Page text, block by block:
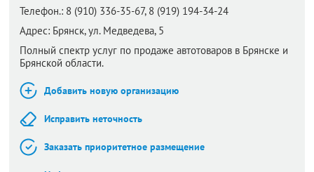
Телефон.: 8 (910) 336-35-67, 8 (919) 194-34-24
Адрес: Брянск,ул. Медведева, 5
Полный спектр услуг по продаже автотоваров в Брянске и
Брянской области.
Добавить новую организацию
Исправить неточность
Заказать приоритетное размещение